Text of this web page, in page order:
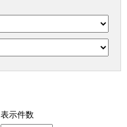
表示件数